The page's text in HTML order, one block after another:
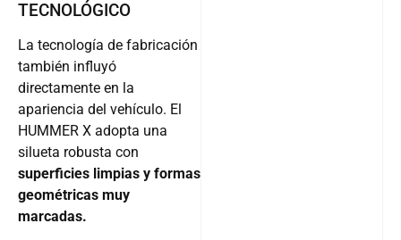
TECNOLÓGICO
La tecnología de fabricación
también influyó
directamente en la
apariencia del vehículo. El
HUMMER X adopta una
silueta robusta con
superficies limpias y formas
geométricas muy
marcadas.